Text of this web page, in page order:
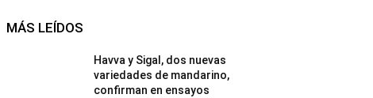
MÁS LEÍDOS
Havva y Sigal, dos nuevas
variedades de mandarino,
confirman en ensayos